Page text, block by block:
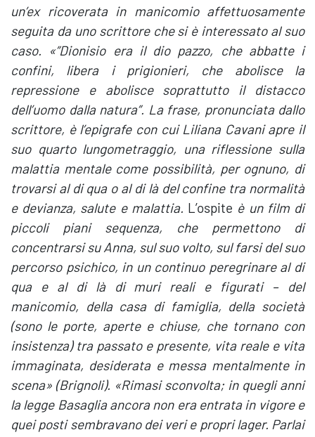
un’ex ricoverata in manicomio affettuosamente
seguita da uno scrittore che si è interessato al suo
caso. «”Dionisio era il dio pazzo, che abbatte i
confini, libera i prigionieri, che abolisce la
repressione e abolisce soprattutto il distacco
dell’uomo dalla natura”. La frase, pronunciata dallo
scrittore, è l’epigrafe con cui Liliana Cavani apre il
suo quarto lungometraggio, una riflessione sulla
malattia mentale come possibilità, per ognuno, di
trovarsi al di qua o al di là del confine tra normalità
e devianza, salute e malattia. L’ospite è un film di
piccoli piani sequenza, che permettono di
concentrarsi su Anna, sul suo volto, sul farsi del suo
percorso psichico, in un continuo peregrinare al di
qua e al di là di muri reali e figurati – del
manicomio, della casa di famiglia, della società
(sono le porte, aperte e chiuse, che tornano con
insistenza) tra passato e presente, vita reale e vita
immaginata, desiderata e messa mentalmente in
scena» (Brignoli). «Rimasi sconvolta; in quegli anni
la legge Basaglia ancora non era entrata in vigore e
quei posti sembravano dei veri e propri lager. Parlai